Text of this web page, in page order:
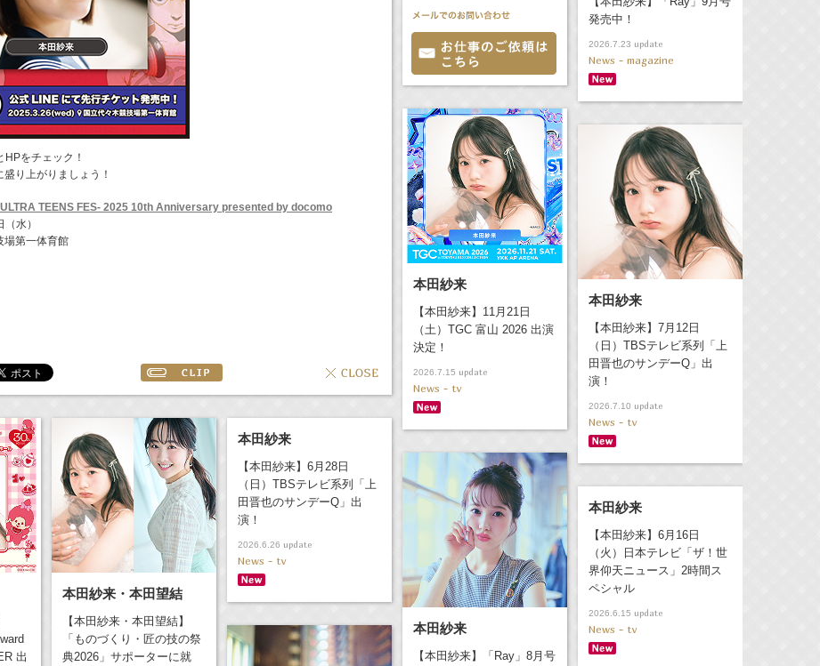
をチェック！
り上がりましょう！
ULTRA TEENS FES- 2025 10th Anniversary presented by docomo
水）
場第一体育館
発売中！
2026.7.23 update
News - magazine
本田紗来
【本田紗来】11月21日
（土）TGC 富山 2026 出演
決定！
2026.7.15 update
News - tv
本田紗来
【本田紗来】7月12日
（日）TBSテレビ系列「上
田晋也のサンデーQ」出
演！
2026.7.10 update
News - tv
出
本田紗来・本田望結
【本田紗来・本田望結】
「ものづくり・匠の技の祭
典2026」サポーターに就
本田紗来
【本田紗来】6月28日
（日）TBSテレビ系列「上
田晋也のサンデーQ」出
演！
2026.6.26 update
News - tv
本田紗来
【本田紗来】「Ray」8月号
本田紗来
【本田紗来】6月16日
（火）日本テレビ「ザ！世
界仰天ニュース」2時間ス
ペシャル
2026.6.15 update
News - tv